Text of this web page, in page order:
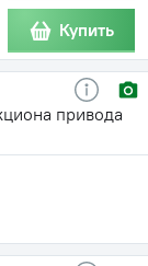
Купить
привода